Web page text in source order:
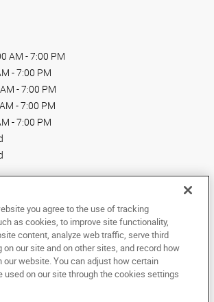
AM - 7:00 PM
- 7:00 PM
- 7:00 PM
- 7:00 PM
- 7:00 PM
Printshops do Brasil. Todos os direitos
215, Piso Shopping
you agree to the use of tracking
as cookies, to improve site functionality,
content, analyze web traffic, serve third
on our site and on other sites, and record how
our website. You can adjust how certain
used on our site through the cookies settings